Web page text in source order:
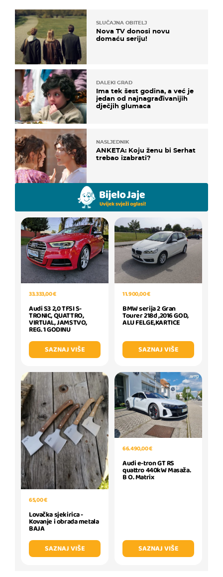
SLUČAJNA OBITELJ
Nova TV donosi novu
domaću seriju!
DALEKI GRAD
Ima tek šest godina, a već je
jedan od najnagrađivanijih
dječjih glumaca
NASLJEDNIK
ANKETA: Koju ženu bi Serhat
trebao izabrati?
33.333,00 €
Audi S3 2,0 TFSI S-
TRONIC, QUATTRO,
VIRTUAL, JAMSTVO,
REG. 1 GODINU
SAZNAJ VIŠE
11.900,00 €
BMW serija 2 Gran
Tourer 218d ,2016 GOD,
ALU FELGE,KARTICE
SAZNAJ VIŠE
65,00 €
Lovačka sjekirica -
Kovanje i obrada metala
BAJA
SAZNAJ VIŠE
66.490,00 €
Audi e-tron GT RS
quattro 440kW Masaža.
B O. Matrix
SAZNAJ VIŠE